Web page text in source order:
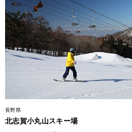
長野県
北志賀小丸山スキー場